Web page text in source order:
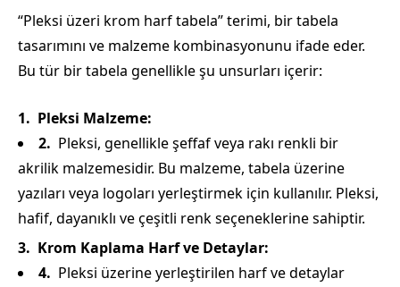
“Pleksi üzeri krom harf tabela” terimi, bir tabela
tasarımını ve malzeme kombinasyonunu ifade eder.
Bu tür bir tabela genellikle şu unsurları içerir:
Pleksi Malzeme:
Pleksi, genellikle şeffaf veya rakı renkli bir
akrilik malzemesidir. Bu malzeme, tabela üzerine
yazıları veya logoları yerleştirmek için kullanılır. Pleksi,
hafif, dayanıklı ve çeşitli renk seçeneklerine sahiptir.
Krom Kaplama Harf ve Detaylar:
Pleksi üzerine yerleştirilen harf ve detaylar